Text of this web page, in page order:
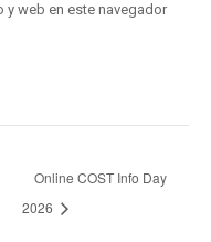
y web en este navegador
Online COST Info Day
2026